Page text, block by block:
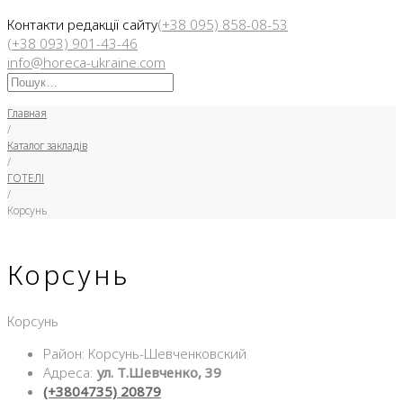
Контакти редакції сайту(+38 095) 858-08-53
(+38 093) 901-43-46
info@horeca-ukraine.com
Искать:
Главная
/
Каталог закладів
/
ГОТЕЛІ
/
Корсунь
Корсунь
Корсунь
Район: Корсунь-Шевченковский
Адреса: ул. Т.Шевченко, 39
(+3804735) 20879